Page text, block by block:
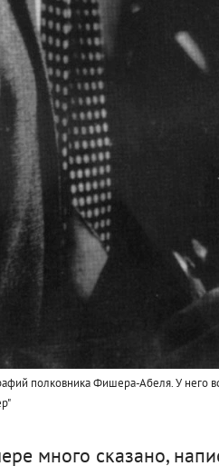
полковника Фишера-Абеля. У него
много сказано,